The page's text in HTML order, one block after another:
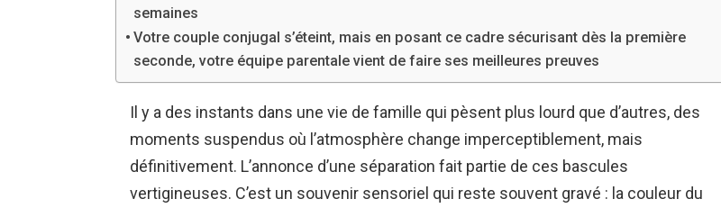
semaines
Votre couple conjugal s’éteint, mais en posant ce cadre sécurisant dès la première
seconde, votre équipe parentale vient de faire ses meilleures preuves
Il y a des instants dans une vie de famille qui pèsent plus lourd que d’autres, des
moments suspendus où l’atmosphère change imperceptiblement, mais
définitivement. L’annonce d’une séparation fait partie de ces bascules
vertigineuses. C’est un souvenir sensoriel qui reste souvent gravé : la couleur du